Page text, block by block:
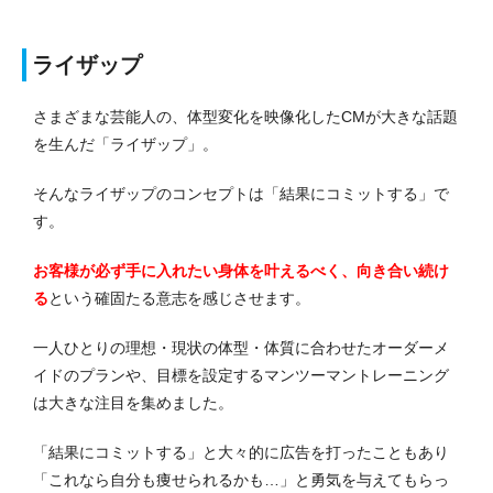
ライザップ
さまざまな芸能人の、体型変化を映像化したCMが大きな話題
を生んだ「ライザップ」。
そんなライザップのコンセプトは「結果にコミットする」で
す。
お客様が必ず手に入れたい身体を叶えるべく、向き合い続け
るという確固たる意志を感じさせます。
一人ひとりの理想・現状の体型・体質に合わせたオーダーメ
イドのプランや、目標を設定するマンツーマントレーニング
は大きな注目を集めました。
「結果にコミットする」と大々的に広告を打ったこともあり
「これなら自分も痩せられるかも…」と勇気を与えてもらっ